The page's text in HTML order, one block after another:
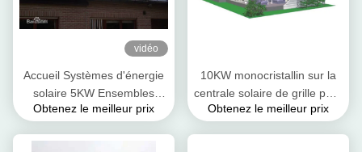
vidéo
Accueil Systèmes d'énergie
solaire 5KW Ensembles
complets On / Off Grid
Obtenez le meilleur prix
10KW monocristallin sur la
centrale solaire de grille pour
l'énergie renouvelable
Obtenez le meilleur prix